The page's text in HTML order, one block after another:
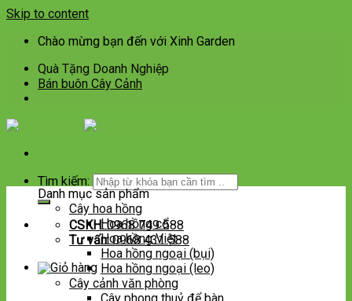
Skip to content
Chào mừng bạn đến với Xinh Garden
Quà Tặng Doanh Nghiệp
Bán buôn Cây Cảnh
Tìm kiếm:
CSKH:0968 749 588
Tư vấn:0968 431 588
Danh mục sản phẩm
Cây hoa hồng
Hoa hồng cổ
Hoa hồng Việt
Hoa hồng ngoại (bụi)
Hoa hồng ngoại (leo)
Cây cảnh văn phòng